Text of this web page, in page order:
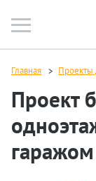
Главная Проекты
Проект